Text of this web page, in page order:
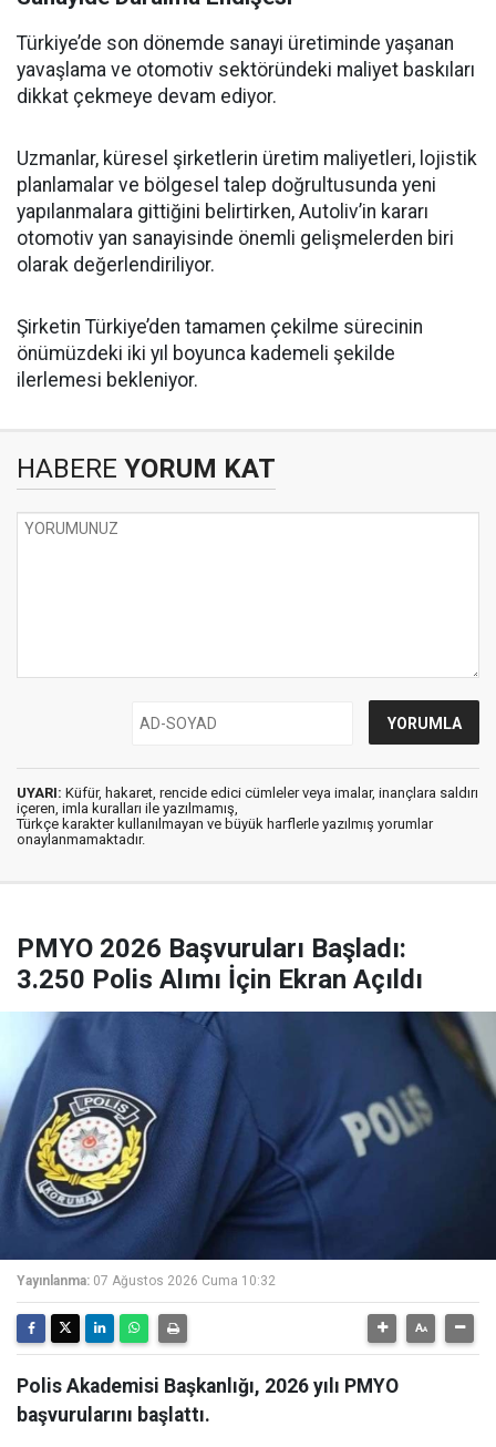
Türkiye’de son dönemde sanayi üretiminde yaşanan
yavaşlama ve otomotiv sektöründeki maliyet baskıları
dikkat çekmeye devam ediyor.
Uzmanlar, küresel şirketlerin üretim maliyetleri, lojistik
planlamalar ve bölgesel talep doğrultusunda yeni
yapılanmalara gittiğini belirtirken, Autoliv’in kararı
otomotiv yan sanayisinde önemli gelişmelerden biri
olarak değerlendiriliyor.
Şirketin Türkiye’den tamamen çekilme sürecinin
önümüzdeki iki yıl boyunca kademeli şekilde
ilerlemesi bekleniyor.
HABERE YORUM KAT
UYARI: Küfür, hakaret, rencide edici cümleler veya imalar, inançlara saldırı
içeren, imla kuralları ile yazılmamış,
Türkçe karakter kullanılmayan ve büyük harflerle yazılmış yorumlar
onaylanmamaktadır.
PMYO 2026 Başvuruları Başladı:
3.250 Polis Alımı İçin Ekran Açıldı
Yayınlanma: 07 Ağustos 2026 Cuma 10:32
Polis Akademisi Başkanlığı, 2026 yılı PMYO
başvurularını başlattı.